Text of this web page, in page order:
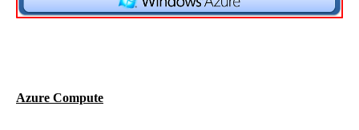
Azure Compute